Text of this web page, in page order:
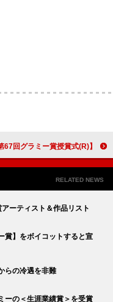
【第67回グラミー賞授賞式(R)】ケンドリック・ラマー「Not Like Us」が＜年間最優秀レコード＞受賞
RELATED NEWS
ーティスト＆作品リスト
賞】をボイコットすると宣
らの冷遇を非難
ーの＜生涯業績賞＞を受賞